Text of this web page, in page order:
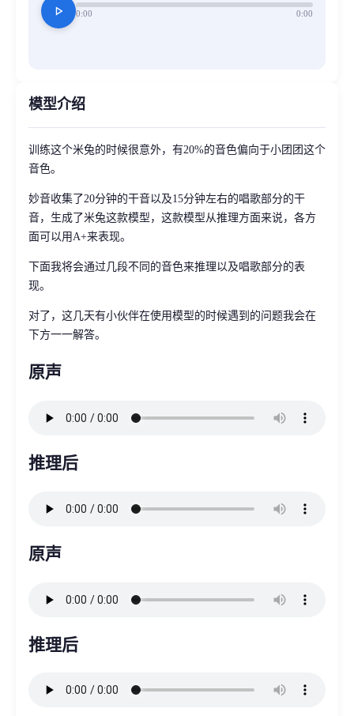
play_arrow 0:00 0:00
模型介绍
训练这个米兔的时候很意外，有20%的音色偏向于小团团这个
音色。
妙音收集了20分钟的干音以及15分钟左右的唱歌部分的干
音，生成了米兔这款模型，这款模型从推理方面来说，各方
面可以用A+来表现。
下面我将会通过几段不同的音色来推理以及唱歌部分的表
现。
对了，这几天有小伙伴在使用模型的时候遇到的问题我会在
下方一一解答。
原声
推理后
原声
推理后